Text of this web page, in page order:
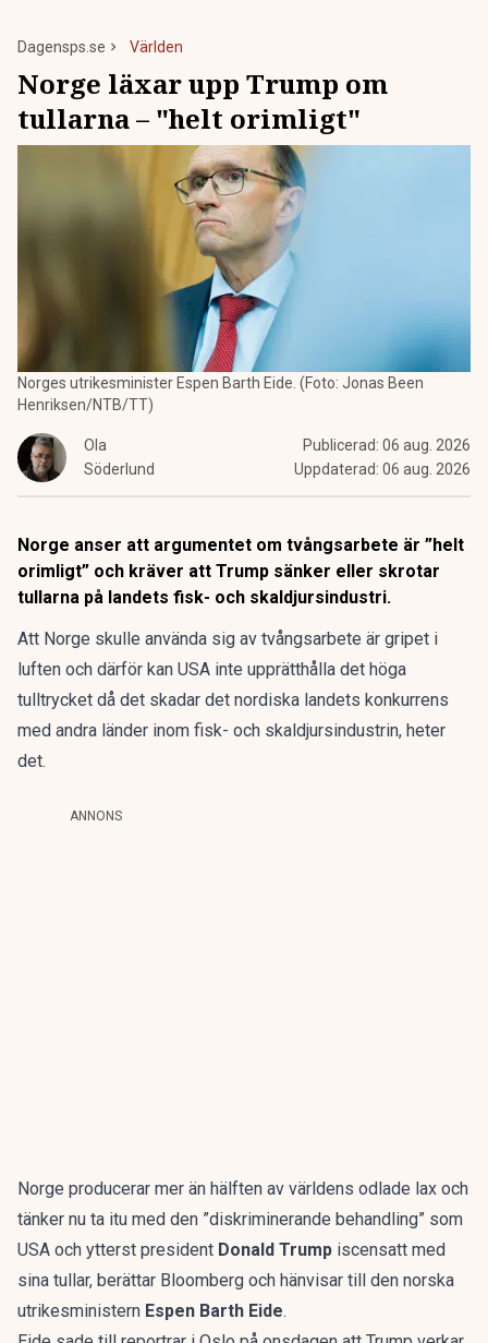
Dagensps.se Världen
Norge läxar upp Trump om
tullarna – "helt orimligt"
Norges utrikesminister Espen Barth Eide. (Foto: Jonas Been
Henriksen/NTB/TT)
Ola
Söderlund
Publicerad: 06 aug. 2026
Uppdaterad: 06 aug. 2026
Norge anser att argumentet om tvångsarbete är ”helt
orimligt” och kräver att Trump sänker eller skrotar
tullarna på landets fisk- och skaldjursindustri.
Att Norge skulle använda sig av tvångsarbete är gripet i
luften och därför kan USA inte upprätthålla det höga
tulltrycket då det skadar det nordiska landets konkurrens
med andra länder inom fisk- och skaldjursindustrin, heter
det.
ANNONS
Norge producerar mer än hälften av världens odlade lax och
tänker nu ta itu med den ”diskriminerande behandling” som
USA och ytterst president Donald Trump iscensatt med
sina tullar, berättar Bloomberg och hänvisar till den norska
utrikesministern Espen Barth Eide.